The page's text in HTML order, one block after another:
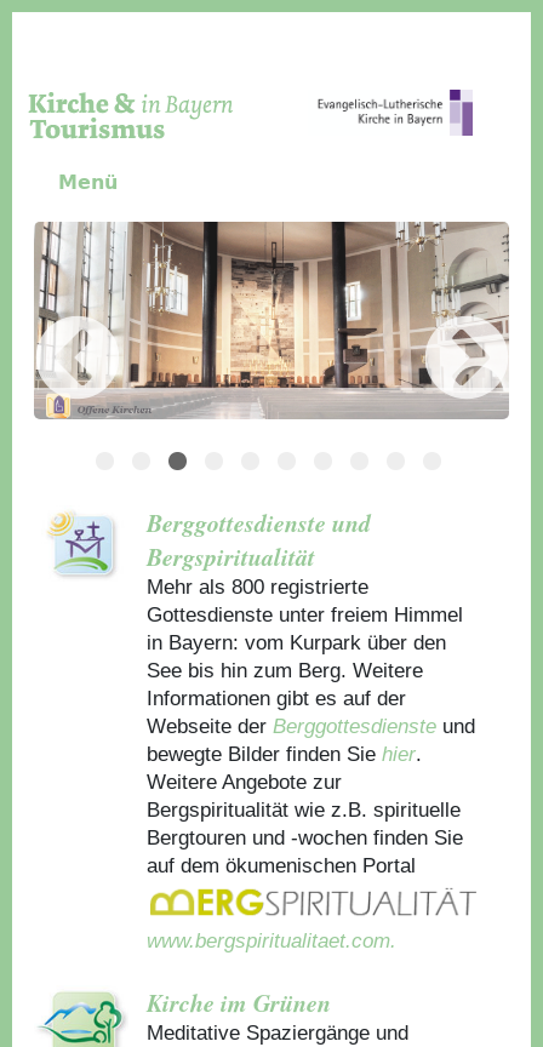
Menü
Slider Icon
Bild
Häuser für Gruppen
Berggottesdienste und
Bergspiritualität
Mehr als 800 registrierte
Gottesdienste unter freiem Himmel
in Bayern: vom Kurpark über den
See bis hin zum Berg. Weitere
Informationen gibt es auf der
Webseite derBerggottesdienste und
bewegte Bilder finden Sie hier.
Weitere Angebote zur
Bergspiritualität wie z.B. spirituelle
Bergtouren und -wochen finden Sie
auf dem ökumenischen Portal
www.bergspiritualitaet.com.
Kirche im Grünen
Meditative Spaziergänge und